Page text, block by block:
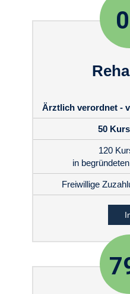
Ärztlich verordnet -
50
120
in
Freiwillige